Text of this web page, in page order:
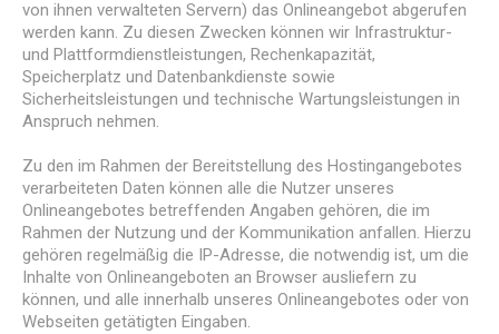
von ihnen verwalteten Servern) das Onlineangebot abgerufen
werden kann. Zu diesen Zwecken können wir Infrastruktur-
und Plattformdienstleistungen, Rechenkapazität,
Speicherplatz und Datenbankdienste sowie
Sicherheitsleistungen und technische Wartungsleistungen in
Anspruch nehmen.
Zu den im Rahmen der Bereitstellung des Hostingangebotes
verarbeiteten Daten können alle die Nutzer unseres
Onlineangebotes betreffenden Angaben gehören, die im
Rahmen der Nutzung und der Kommunikation anfallen. Hierzu
gehören regelmäßig die IP-Adresse, die notwendig ist, um die
Inhalte von Onlineangeboten an Browser ausliefern zu
können, und alle innerhalb unseres Onlineangebotes oder von
Webseiten getätigten Eingaben.